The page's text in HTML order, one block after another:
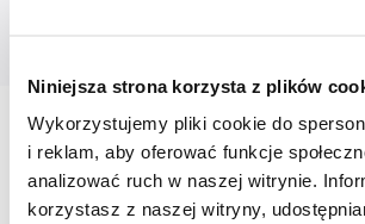
Niniejsza strona korzysta z plików
Wykorzystujemy pliki cookie do
i reklam, aby oferować funkcje
analizować ruch w naszej witrynie.
korzystasz z naszej witryny,
Zniżki